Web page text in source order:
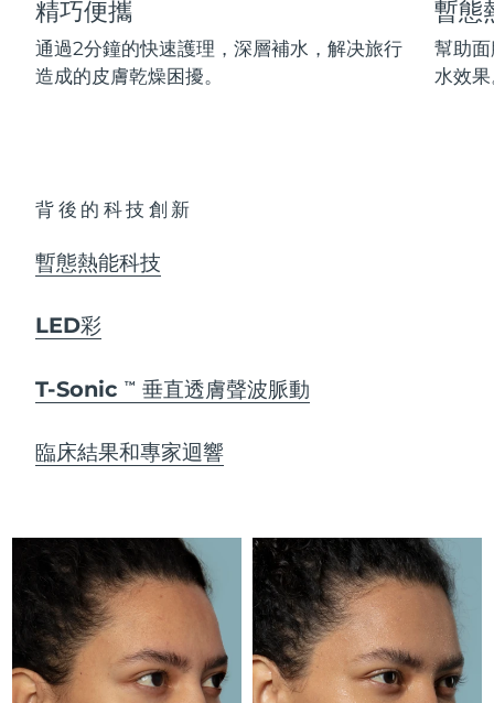
精巧便攜
通過2分鐘的快速護理，深層補水，解决旅行
造成的皮膚乾燥困擾。
暫態
幫助
水效
背後的科技創新
暫態熱能科技
LED彩
T-SonicTM 垂直透膚聲波脈動
臨床結果和專家迴響
PEACH™ 2 go
Travel-friendly IPL hair removal
Cooling IPL hair removal gel
SUPERCHARGED™ serum
Firming body serum
ESPADA™ 2
ESPADA™ Blemish Solution
Concentrated acne gel
IRIS™ 2
眼部護膚
Advanced eye care treatment
毛孔護理
KIWI™
護發
FLIP™ play advanced
牙齒美白
Dual LED + sonic device & 18% PAP gel
18% PAP
更多的
護膚品 男士
FOREO APP
關於我們
中國香港特別行政區 預計送達日期 8/10/26
印尼
愛爾蘭
日本
哈薩克 預計送達日期8/11/26
科威特 預計送達日期 8/9/26
拉脫維亞 預計送達日期8/9/26